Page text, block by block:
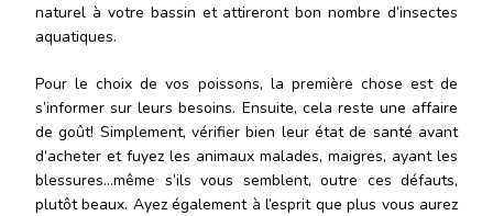
naturel à votre bassin et attireront bon nombre d’insectes
aquatiques.
Pour le choix de vos poissons, la première chose est de
s’informer sur leurs besoins. Ensuite, cela reste une affaire
de goût! Simplement, vérifier bien leur état de santé avant
d’acheter et fuyez les animaux malades, maigres, ayant les
blessures…même s’ils vous semblent, outre ces défauts,
plutôt beaux. Ayez également à l’esprit que plus vous aurez